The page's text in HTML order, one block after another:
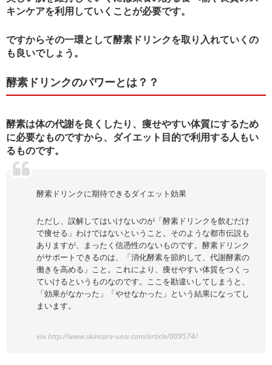
キンケアを利用していくことが必要です。
ですからその一環として酵素ドリンクを取り入れていくの
も良いでしょう。
酵素ドリンクのパワーとは？？
酵素は体の代謝を良くしたり、痩せやすい体質にするため
に必要なものですから、ダイエット目的で利用する人もい
るものです。
酵素ドリンクに期待できるダイエット効果
ただし、誤解してはいけないのが「酵素ドリンクを飲むだけ
で痩せる」わけではないということ。そのような都市伝説も
ありますが、まったく信憑性のないものです。酵素ドリンク
がサポートできるのは、「消化酵素を節約して、代謝酵素の
働きを高める」こと。これにより、痩せやすい体質をつくっ
ていけるというものなのです。ここを勘違いしてしまうと、
「効果がなかった」「やせなかった」という結果になってし
まいます。
via http://www.skincare-univ.com/article/009574/